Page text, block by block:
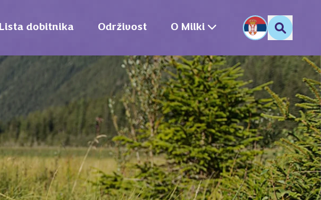
Lista dobitnika Održivost O Milki